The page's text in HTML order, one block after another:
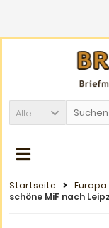
Alle
Startseite Europa
schöne MiF nach